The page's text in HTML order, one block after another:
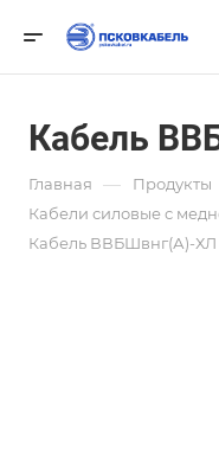
Кабель
Главная — Продукты
Кабели силовые с
Кабель ВВБШвнг(А)-ХЛ